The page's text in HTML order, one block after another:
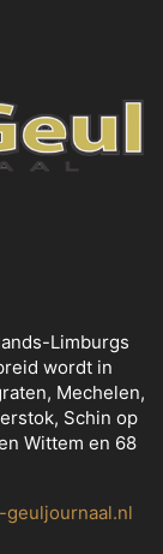
Limburgs
wordt in
Mechelen,
Schin op
Wittem en 68